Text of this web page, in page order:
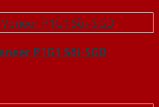
P1G1 Sồi-SGD